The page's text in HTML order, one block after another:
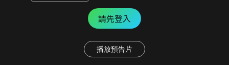
請先登入
播放預告片